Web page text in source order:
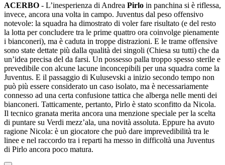
ACERBO - L’inesperienza di Andrea Pirlo in panchina si è riflessa,
invece, ancora una volta in campo. Juventus dal peso offensivo
notevole: la squadra ha dimostrato di voler fare risultato (e del resto
la lotta per concludere tra le prime quattro ora coinvolge pienamente
i bianconeri), ma è caduta in troppe distrazioni. E le trame offensive
sono state dettate più dalla qualità dei singoli (Chiesa su tutti) che da
un’idea precisa del da farsi. Un possesso palla troppo spesso sterile e
prevedibile con alcune lacune inconcepibili per una squadra come la
Juventus. E il passaggio di Kulusevski a inizio secondo tempo non
può più essere considerato un caso isolato, ma è necessariamente
connesso ad una certa confusione tattica che alberga nelle menti dei
bianconeri. Tatticamente, pertanto, Pirlo è stato sconfitto da Nicola.
Il tecnico granata merita ancora una menzione speciale per la scelta
di puntare su Verdi mezz’ala, una novità assoluta. Eppure ha avuto
ragione Nicola: è un giocatore che può dare imprevedibilità tra le
linee e nel raccordo tra i reparti ha messo in difficoltà una Juventus
di Pirlo ancora poco matura.